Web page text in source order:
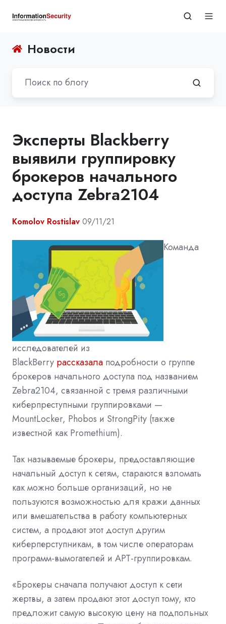
Новости
Эксперты Blackberry
выявили группировку
брокеров начального
доступа Zebra2104
Komolov Rostislav 09/11/21
Команда
исследователей из
BlackBerry рассказала подробности о группе
брокеров начального доступа под названием
Zebra2104, связанной с тремя различными
киберпреступными группировками —
MountLocker, Phobos и StrongPity (также
известной как Promethium).
Так называемые брокеры, предоставляющие
начальный доступ к сетям, стараются взломать
как можно больше организаций, но не
пользуются возможностью для кражи данных
или вмешательства в работу компьютерных
систем, а продают этот доступ другим
киберперступникам, в том числе операторам
программ-вымогателей и APT-группировкам.
«Брокеры сначала получают доступ к сети
жертвы, а затем продают этот доступ тому, кто
предложит самую высокую цену на подпольных